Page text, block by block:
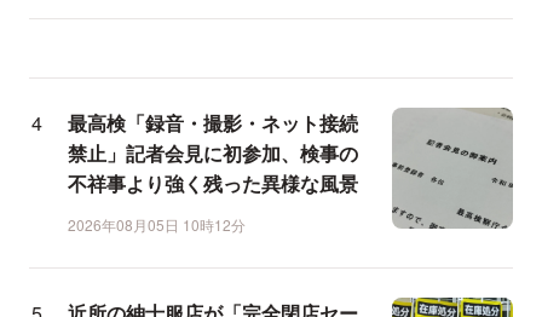
最高検「録音・撮影・ネット接続
禁止」記者会見に初参加、検事の
不祥事より強く残った異様な風景
2026年08月05日 10時12分